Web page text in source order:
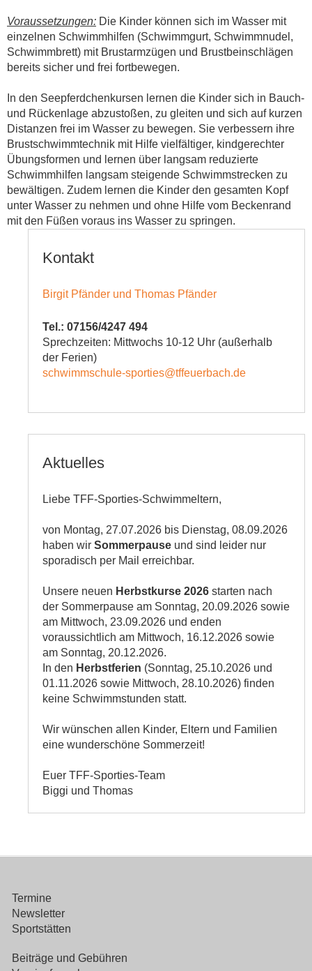
Voraussetzungen: Die Kinder können sich im Wasser mit
einzelnen Schwimmhilfen (Schwimmgurt, Schwimmnudel,
Schwimmbrett) mit Brustarmzügen und Brustbeinschlägen
bereits sicher und frei fortbewegen.
In den Seepferdchenkursen lernen die Kinder sich in Bauch-
und Rückenlage abzustoßen, zu gleiten und sich auf kurzen
Distanzen frei im Wasser zu bewegen. Sie verbessern ihre
Brustschwimmtechnik mit Hilfe vielfältiger, kindgerechter
Übungsformen und lernen über langsam reduzierte
Schwimmhilfen langsam steigende Schwimmstrecken zu
bewältigen. Zudem lernen die Kinder den gesamten Kopf
unter Wasser zu nehmen und ohne Hilfe vom Beckenrand
mit den Füßen voraus ins Wasser zu springen.
Kontakt
Birgit Pfänder und Thomas Pfänder
Tel.: 07156/4247 494
Sprechzeiten: Mittwochs 10-12 Uhr (außerhalb
der Ferien)
schwimmschule-sporties@tffeuerbach.de
Aktuelles
Liebe TFF-Sporties-Schwimmeltern,
von Montag, 27.07.2026 bis Dienstag, 08.09.2026
haben wir Sommerpause und sind leider nur
sporadisch per Mail erreichbar.
Unsere neuen Herbstkurse 2026 starten nach
der Sommerpause am Sonntag, 20.09.2026 sowie
am Mittwoch, 23.09.2026 und enden
voraussichtlich am Mittwoch, 16.12.2026 sowie
am Sonntag, 20.12.2026.
In den Herbstferien (Sonntag, 25.10.2026 und
01.11.2026 sowie Mittwoch, 28.10.2026) finden
keine Schwimmstunden statt.
Wir wünschen allen Kinder, Eltern und Familien
eine wunderschöne Sommerzeit!
Euer TFF-Sporties-Team
Biggi und Thomas
Termine
Newsletter
Sportstätten
Beiträge und Gebühren